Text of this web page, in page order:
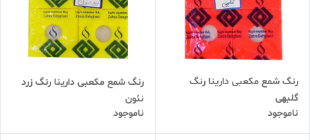
رنگ شمع مکعبی دارینا رنگ
گلبهی
ناموجود
رنگ شمع مکعبی دارینا رنگ زرد
نئون
ناموجود